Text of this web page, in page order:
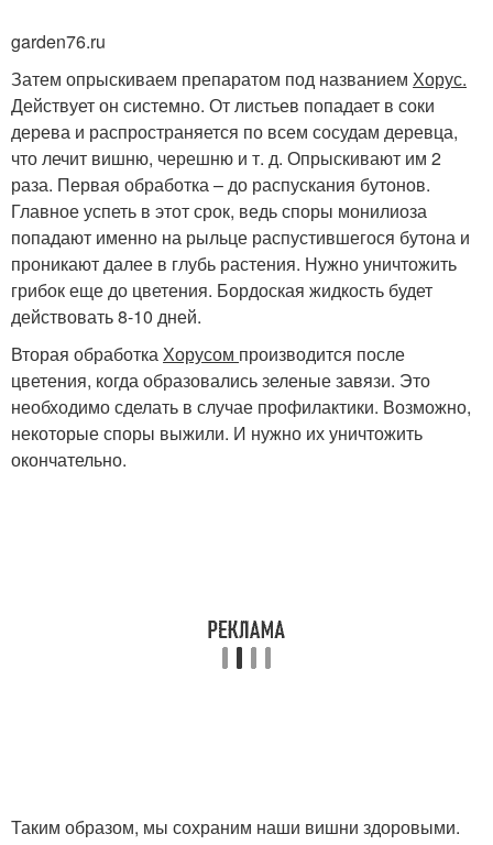
garden76.ru
Затем опрыскиваем препаратом под названием Хорус.
Действует он системно. От листьев попадает в соки
дерева и распространяется по всем сосудам деревца,
что лечит вишню, черешню и т. д. Опрыскивают им 2
раза. Первая обработка – до распускания бутонов.
Главное успеть в этот срок, ведь споры монилиоза
попадают именно на рыльце распустившегося бутона и
проникают далее в глубь растения. Нужно уничтожить
грибок еще до цветения. Бордоская жидкость будет
действовать 8-10 дней.
Вторая обработка Хорусом производится после
цветения, когда образовались зеленые завязи. Это
необходимо сделать в случае профилактики. Возможно,
некоторые споры выжили. И нужно их уничтожить
окончательно.
Таким образом, мы сохраним наши вишни здоровыми.